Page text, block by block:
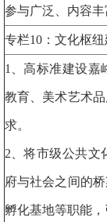
参与广泛、内容
专栏10：文化枢
1、高标准建设嘉
教育、美术艺术
求。
2、将市级公共文
府与社会之间的
孵化基地等职能